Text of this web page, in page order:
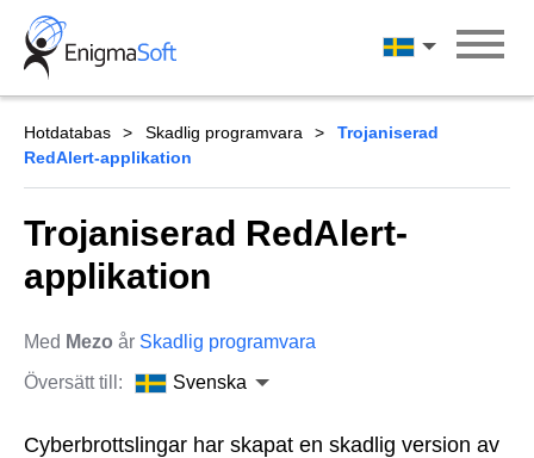
Skip
content
Svenska
Hotdatabas Skadlig programvara
Trojaniserad
RedAlert-applikation
Trojaniserad RedAlert-
applikation
Med Mezo år Skadlig programvara
Översätt till:
Svenska
Cyberbrottslingar har skapat en skadlig version av